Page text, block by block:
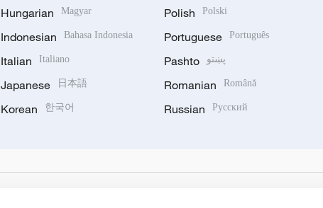
Hungarian Magyar
Indonesian Bahasa Indonesia
Italian Italiano
Japanese 日本語
Korean 한국어
Polish Polski
Portuguese Português
Pashto پښتو
Romanian Română
Russian Русский